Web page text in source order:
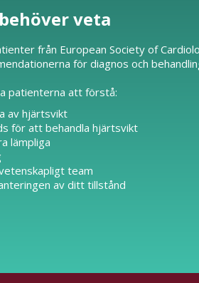
veta
från European Society of
för diagnos och
patienterna att förstå:
av hjärtsvikt
för att behandla hjärtsvikt
lämpliga
team
av ditt tillstånd